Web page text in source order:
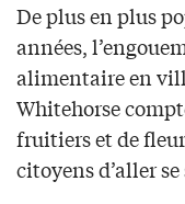
De plus en plus
années,
alimentaire en
Whitehorse
fruitiers et de
citoyens d’aller